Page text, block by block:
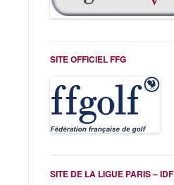
SITE OFFICIEL FFG
SITE DE LA LIGUE PARIS – IDF